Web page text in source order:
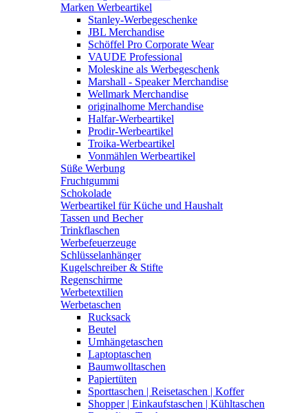
Marken Werbeartikel
Stanley-Werbegeschenke
JBL Merchandise
Schöffel Pro Corporate Wear
VAUDE Professional
Moleskine als Werbegeschenk
Marshall - Speaker Merchandise
Wellmark Merchandise
originalhome Merchandise
Halfar-Werbeartikel
Prodir-Werbeartikel
Troika-Werbeartikel
Vonmählen Werbeartikel
Süße Werbung
Fruchtgummi
Schokolade
Werbeartikel für Küche und Haushalt
Tassen und Becher
Trinkflaschen
Werbefeuerzeuge
Schlüsselanhänger
Kugelschreiber & Stifte
Regenschirme
Werbetextilien
Werbetaschen
Rucksack
Beutel
Umhängetaschen
Laptoptaschen
Baumwolltaschen
Papiertüten
Sporttaschen | Reisetaschen | Koffer
Shopper | Einkaufstaschen | Kühltaschen